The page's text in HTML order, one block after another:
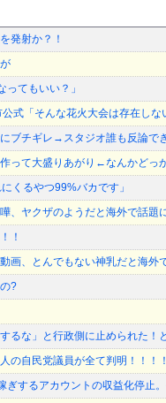
発射か？！
てもいい？」
式「そんな花火大会は存在しな
ブチギレ→スタジオ誰も反論で
って大盛りあがり←なんかどっ
くるやつ99%バカです」
、ヤクザのようだと海外で話題
！
画、とんでもない神乳だと海外
?
るな」と行政側に止められた！
の自民党議員が全て判明！！！
するアカウントの収益化停止